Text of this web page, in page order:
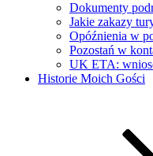
Dokumenty
Jakie zakazy
Opóźnienia w
Pozostań w
UK ETA:
Historie Moich Gości